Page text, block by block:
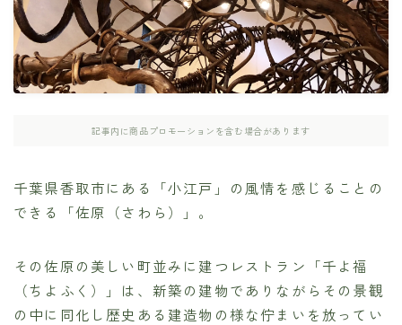
記事内に商品プロモーションを含む場合があります
千葉県香取市にある「小江戸」の風情を感じることの
できる「佐原（さわら）」。
その佐原の美しい町並みに建つレストラン「千よ福
（ちよふく）」は、新築の建物でありながらその景観
の中に同化し歴史ある建造物の様な佇まいを放ってい